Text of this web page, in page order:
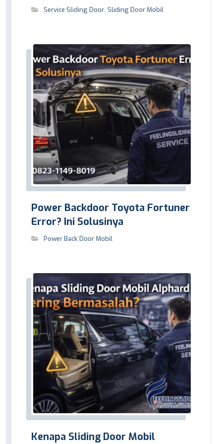
Service Sliding Door,Sliding Door Mobil
Power Backdoor Toyota Fortuner
Error? Ini Solusinya
Power Back Door Mobil
Kenapa Sliding Door Mobil